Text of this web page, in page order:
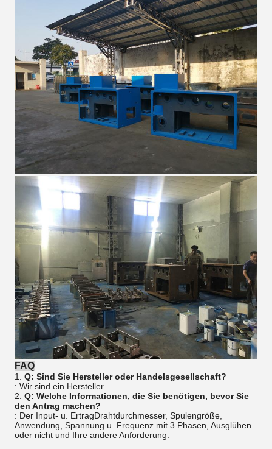
FAQ
1. Q: Sind Sie Hersteller oder Handelsgesellschaft?
: Wir sind ein Hersteller.
2. Q: Welche Informationen, die Sie benötigen, bevor Sie
den Antrag machen?
: Der Input- u. ErtragDrahtdurchmesser, Spulengröße,
Anwendung, Spannung u. Frequenz mit 3 Phasen, Ausglühen
oder nicht und Ihre andere Anforderung.